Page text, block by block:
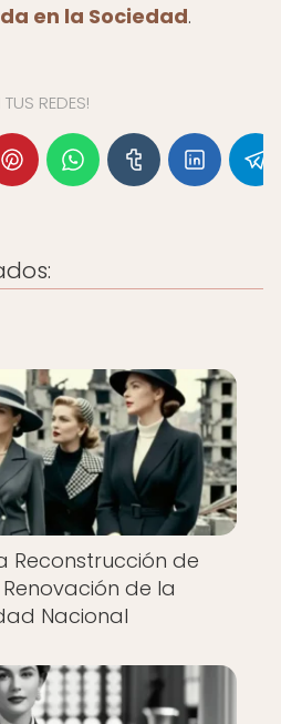
en la Sociedad.
REDES!
Reconstrucción de
de la
Nacional